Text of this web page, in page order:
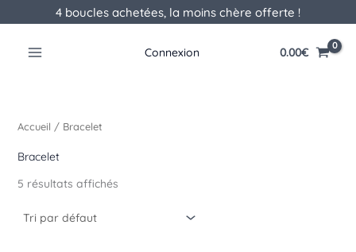
au
contenu
4 boucles achetées, la moins chère offerte !
Connexion 0.00€
Accueil / Bracelet
Bracelet
5 résultats affichés